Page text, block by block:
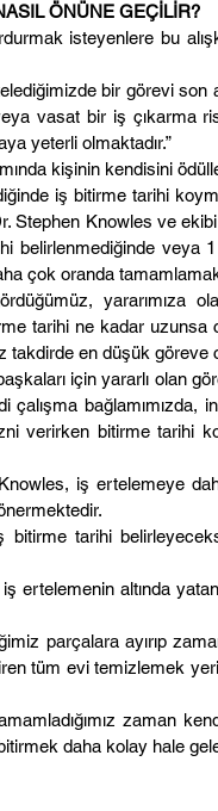
ÖNÜNE GEÇİLİR?
isteyenlere bu
bir görevi son
vasat bir iş çıkarma
yeterli olmaktadır.”
kişinin kendisini
iş bitirme tarihi
Stephen Knowles ve
belirlenmediğinde veya
çok oranda
tarihi ne kadar uzunsa
takdirde en düşük göreve
için yararlı olan
çalışma
verirken bitirme tarihi
iş ertelemeye
bitirme tarihi
ertelemenin altında
parçalara ayırıp
tüm evi temizlemek
zaman
daha kolay hale